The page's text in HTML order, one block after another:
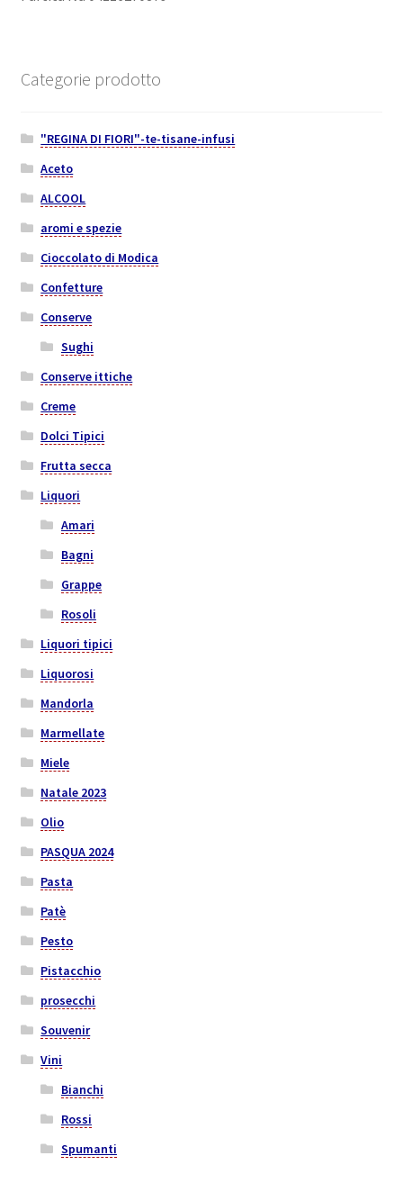
Categorie prodotto
"REGINA DI FIORI"-te-tisane-infusi
Aceto
ALCOOL
aromi e spezie
Cioccolato di Modica
Confetture
Conserve
Sughi
Conserve ittiche
Creme
Dolci Tipici
Frutta secca
Liquori
Amari
Bagni
Grappe
Rosoli
Liquori tipici
Liquorosi
Mandorla
Marmellate
Miele
Natale 2023
Olio
PASQUA 2024
Pasta
Patè
Pesto
Pistacchio
prosecchi
Souvenir
Vini
Bianchi
Rossi
Spumanti